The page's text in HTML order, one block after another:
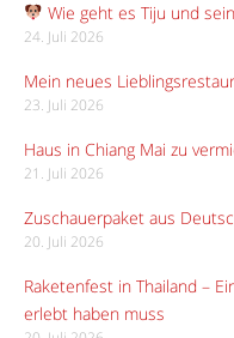
Wie geht es Tiju und
24. Juli 2026
Mein neues
23. Juli 2026
Haus in Chiang Mai zu
21. Juli 2026
Zuschauerpaket aus
20. Juli 2026
Raketenfest in Thailand –
erlebt haben muss